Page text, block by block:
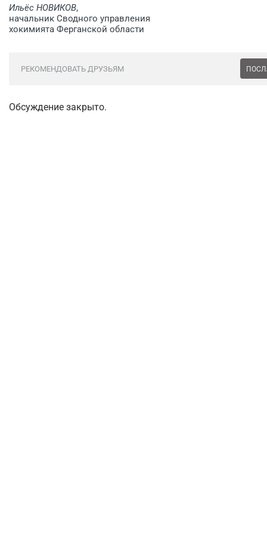
Ильёс НОВИКОВ,
начальник Сводного управления
хокимията Ферганской области
РЕКОМЕНДОВАТЬ ДРУЗЬЯМ
Обсуждение закрыто.